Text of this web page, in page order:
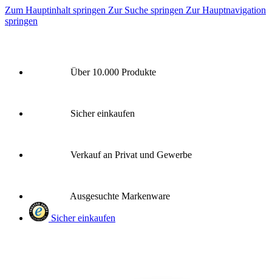
Zum Hauptinhalt springen Zur Suche springen Zur Hauptnavigation
springen
Über 10.000 Produkte
Sicher einkaufen
Verkauf an Privat und Gewerbe
Ausgesuchte Markenware
Sicher einkaufen